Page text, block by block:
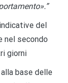
del
nel secondo
giorni
base delle